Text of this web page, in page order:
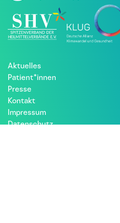
Aktuelles
Patient*innen
Presse
Kontakt
Impressum
Datenschutz